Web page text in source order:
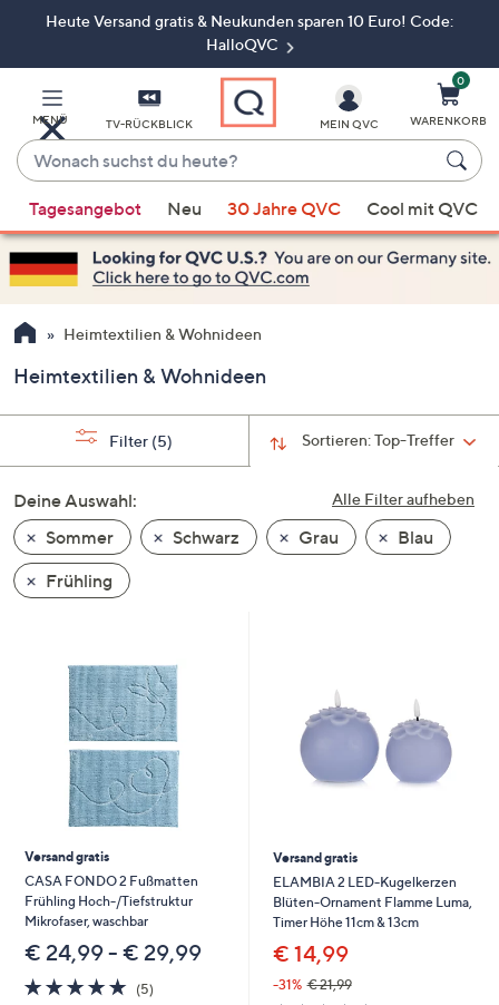
ZumHeute Versand gratis & Neukunden sparen 10 Euro! Code:
HalloQVC
MENÜ TV-RÜCKBLICK
Wonach
suchst
du
heute?
Vorschläge
verfügbar
sind,
verwenden
Sie
Pfeiltasten
nach
und
nach
unten
oder
wischen
Sie
Geräten
rechts,
anzuzeigen.
MEIN QVC
0
WARENKORB
Tagesangebot Neu 30 Jahre QVC Cool mit QVC
Heimtextilien & Wohnideen
Heimtextilien & Wohnideen
Sortieren:Top-Treffer
Filter (5)
Alle Filter aufheben
Deine Auswahl:
Sommer
Schwarz Grau
Blau
Frühling
Versand gratis
CASA FONDO 2 Fußmatten
Frühling Hoch-/Tiefstruktur
Mikrofaser, waschbar
€ 24,99 - € 29,99
5.0
(5)5
Versand gratis
ELAMBIA 2 LED-Kugelkerzen
Blüten-Ornament Flamme Luma,
Timer Höhe 11cm & 13cm
€ 14,99
-31% € 21,99